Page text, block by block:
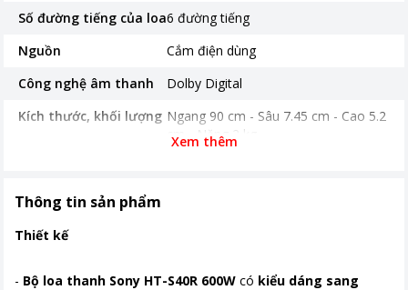
Số đường tiếng của loa6 đường tiếng
Nguồn
Cắm điện dùng
Công nghệ âm thanh
Dolby Digital
Kích thước, khối lượng Ngang 90 cm - Sâu 7.45 cm - Cao 5.2
cm - Nặng 2 kg
Thời gian bảo hành
Khoảng giá
Xem thêm
Thông tin sản phẩm
Thiết kế
- Bộ loa thanh Sony HT-S40R 600W có kiểu dáng sang